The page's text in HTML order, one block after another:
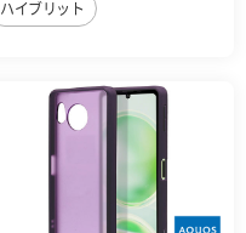
ハイブリット